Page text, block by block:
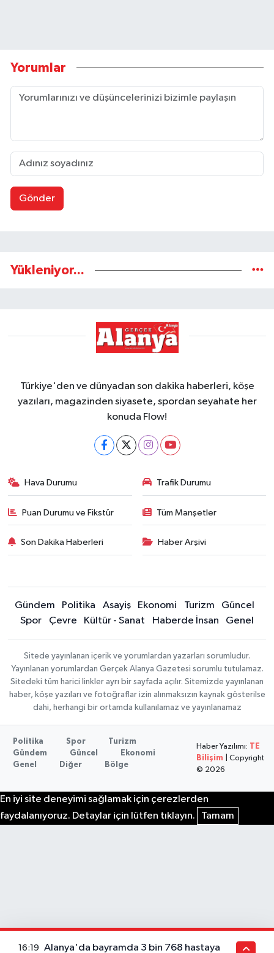
Yorumlar
Gönder
Yükleniyor...
Türkiye'den ve dünyadan son dakika haberleri, köşe
yazıları, magazinden siyasete, spordan seyahate her
konuda Flow!
Hava Durumu Trafik Durumu
Puan Durumu ve Fikstür Tüm Manşetler
Son Dakika Haberleri Haber Arşivi
Gündem Politika Asayiş Ekonomi Turizm
Güncel
Spor
Çevre Kültür - Sanat Haberde İnsan Genel
Sitede yayınlanan içerik ve yorumlardan yazarları sorumludur.
Yayınlanan yorumlardan Gerçek Alanya Gazetesi sorumlu tutulamaz.
Sitedeki tüm harici linkler ayrı bir sayfada açılır. Sitemizde yayınlanan
haber, köşe yazıları ve fotoğraflar izin alınmaksızın kaynak gösterilse
dahi, herhangi bir ortamda kullanılamaz ve yayınlanamaz
Politika Spor
Turizm
Gündem
Güncel
Ekonomi
Genel
Diğer Bölge
Haber Yazılımı:
TE
Bilişim | Copyright
© 2026
En iyi site deneyimi sağlamak için çerezlerden
faydalanıyoruz. Detaylar için lütfen tıklayın.
Tamam
16:19 Alanya'da bayramda 3 bin 768 hastaya